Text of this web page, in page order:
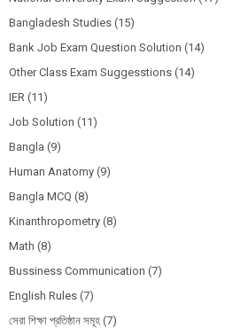
Bangladesh Studies (15)
Bank Job Exam Question Solution (14)
Other Class Exam Suggesstions (14)
IER (11)
Job Solution (11)
Bangla (9)
Human Anatomy (9)
Bangla MCQ (8)
Kinanthropometry (8)
Math (8)
Bussiness Communication (7)
English Rules (7)
সেরা শিক্ষা প্রতিষ্ঠান সমূহ (7)